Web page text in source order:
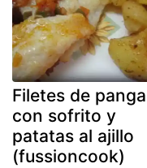
Filetes de panga
con sofrito y
patatas al ajillo
(fussioncook)